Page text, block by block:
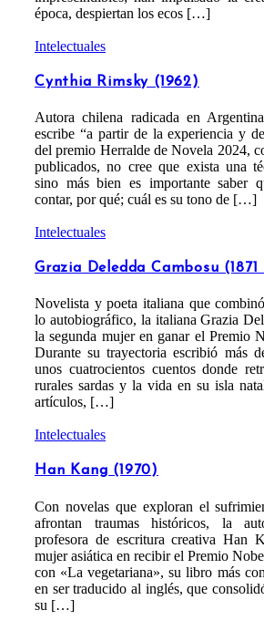
época, despiertan los ecos […]
Intelectuales
Cynthia Rimsky (1962)
Autora chilena radicada en
escribe “a partir de la experiencia y
del premio Herralde de Novela 2024,
publicados, no cree que exista una
sino más bien es importante saber
contar, por qué; cuál es su tono de […]
Intelectuales
Grazia Deledda Cambosu (1871
Novelista y poeta italiana que
lo autobiográfico, la italiana Grazia
la segunda mujer en ganar el Premio
Durante su trayectoria escribió más
unos cuatrocientos cuentos donde
rurales sardas y la vida en su isla
artículos, […]
Intelectuales
Han Kang (1970)
Con novelas que exploran el
afrontan traumas históricos, la
profesora de escritura creativa Han
mujer asiática en recibir el Premio
con «La vegetariana», su libro más
en ser traducido al inglés, que
su […]